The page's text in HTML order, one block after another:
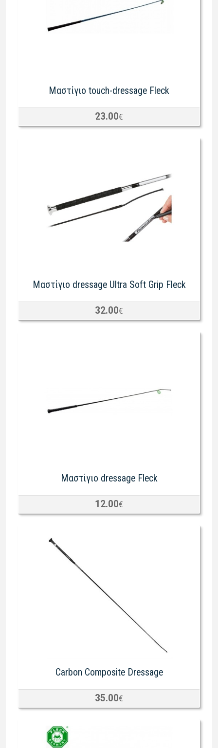
Mαστίγιο touch-dressage Fleck
23.00€
Μαστίγιο dressage Ultra Soft Grip Fleck
32.00€
Μαστίγιο dressage Fleck
12.00€
Carbon Composite Dressage
35.00€